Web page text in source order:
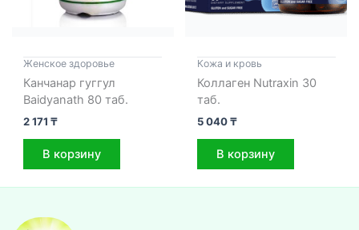
Женское здоровье
Канчанар гуггул
Baidyanath 80 таб.
2 171₸
В корзину
Кожа и кровь
Коллаген Nutraxin 30
таб.
5 040₸
В корзину